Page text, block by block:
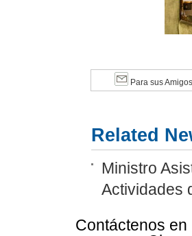
Para sus Amigos
Related
Ministro
Actividades
Contáctenos